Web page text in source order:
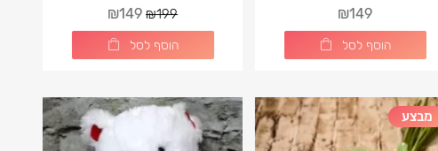
₪149
הוסף לסל
₪199
₪149
הוסף לסל
מבצע